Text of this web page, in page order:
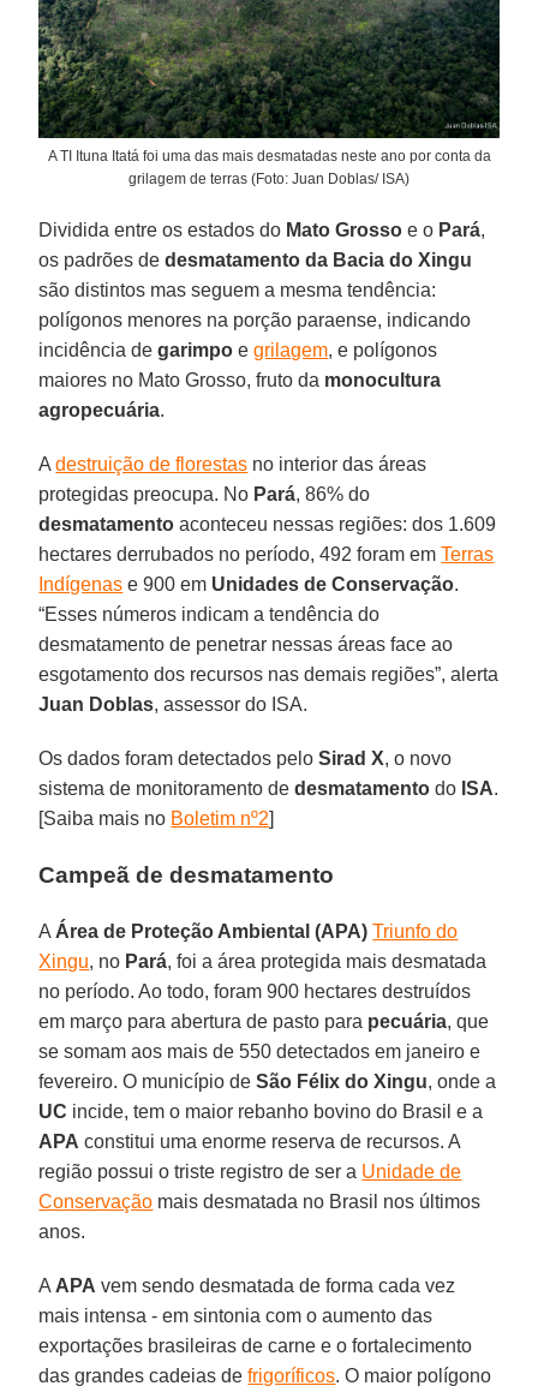
A TI Ituna Itatá foi uma das mais desmatadas neste ano por conta da
grilagem de terras (Foto: Juan Doblas/ ISA)
Dividida entre os estados do Mato Grosso e o Pará,
os padrões dedesmatamento da Bacia do Xingu
são distintos mas seguem a mesma tendência:
polígonos menores na porção paraense, indicando
incidência degarimpo egrilagem, e polígonos
maiores no Mato Grosso, fruto da monocultura
agropecuária.
Adestruição de florestas no interior das áreas
protegidas preocupa. No Pará, 86% do
desmatamento aconteceu nessas regiões: dos 1.609
hectares derrubados no período, 492 foram emTerras
Indígenas e 900 em Unidades de Conservação.
“Esses números indicam a tendência do
desmatamento de penetrar nessas áreas face ao
esgotamento dos recursos nas demais regiões”, alerta
Juan Doblas, assessor do ISA.
Os dados foram detectados peloSirad X, o novo
sistema de monitoramento dedesmatamento do ISA.
[Saiba mais no Boletim nº2]
Campeã de desmatamento
A Área de Proteção Ambiental (APA) Triunfo do
Xingu, no Pará, foi a área protegida mais desmatada
no período. Ao todo, foram 900 hectares destruídos
em março para abertura de pasto para pecuária, que
se somam aos mais de 550 detectados em janeiro e
fevereiro. O município deSão Félix do Xingu, onde a
UC incide, tem o maior rebanho bovino do Brasil e a
APA constitui uma enorme reserva de recursos. A
região possui o triste registro de ser a Unidade de
Conservação mais desmatada no Brasil nos últimos
anos.
A APA vem sendo desmatada de forma cada vez
mais intensa - em sintonia com o aumento das
exportações brasileiras de carne e o fortalecimento
das grandes cadeias defrigoríficos. O maior polígono